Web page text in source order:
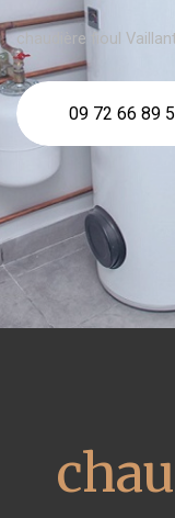
chaudière fioul
09 72 66 89